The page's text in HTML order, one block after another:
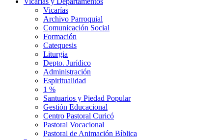
Vicarías
Archivo Parroquial
Comunicación Social
Formación
Catequesis
Liturgia
Depto. Jurídico
Administración
Espiritualidad
1 %
Santuarios y Piedad Popular
Gestión Educacional
Centro Pastoral Curicó
Pastoral Vocacional
Pastoral de Animación Bíblica